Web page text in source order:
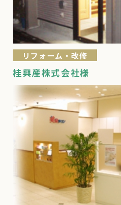
リフォーム・改修
桂興産株式会社様